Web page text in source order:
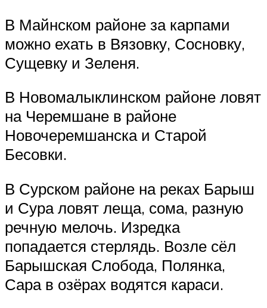
В Майнском районе за карпами
можно ехать в Вязовку, Сосновку,
Сущевку и Зеленя.
В Новомалыклинском районе ловят
на Черемшане в районе
Новочеремшанска и Старой
Бесовки.
В Сурском районе на реках Барыш
и Сура ловят леща, сома, разную
речную мелочь. Изредка
попадается стерлядь. Возле сёл
Барышская Слобода, Полянка,
Сара в озёрах водятся караси.